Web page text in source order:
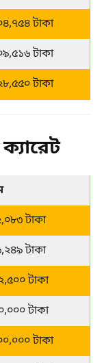
টাকা
টাকা
টাকা
টাকা
টাকা
টাকা
টাকা
টাকা